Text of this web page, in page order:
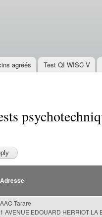
agréés Test QI WISC V
Adresse
AAC Tarare
1 AVENUE EDOUARD HERRIOT LA